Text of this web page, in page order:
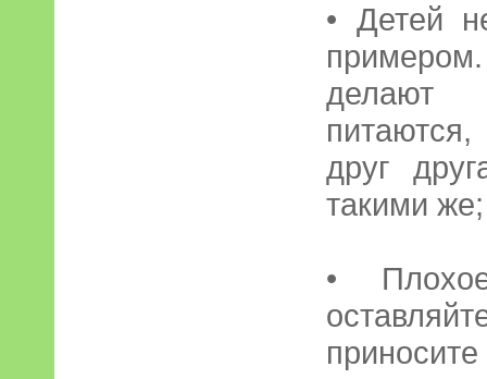
• Детей
делают
друг
такими же;
•